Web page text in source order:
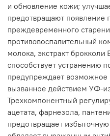
и обновление кожи;
предотвращают появление
преждевременного
противовоспалительный
молока, экстракт
способствует устранению
предупреждает возможное
вызванное действием УФ-
Трехкомпонентный
ацетата, фарнезола,
предотвращает